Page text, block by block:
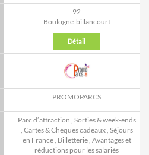
92
Boulogne-billancourt
Détail
PROMOPARCS
Parc d’attraction Sorties & week-ends
Cartes & Chèques cadeaux, Séjours
en France, Billetterie, Avantages et
réductions pour les salariés